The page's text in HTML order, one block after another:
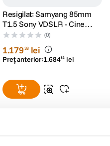
Resigilat: Samyang 85mm
T1.5 Sony VDSLR - Cine
Lens - RS125005932-1
(0)
1.17938 lei
Preț anterior:1.68483 lei